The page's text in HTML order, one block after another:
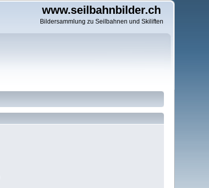
www.seilbahnbilder.ch
Bildersammlung zu Seilbahnen und Skiliften